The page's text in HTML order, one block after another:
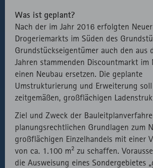
Was ist geplant?
Nach der im Jahr 2016 erfolgten
Drogeriemarkts im Süden des
Grundstückseigentümer auch den aus
Jahren stammenden Discountmarkt im
einen Neubau ersetzen. Die geplante
Umstrukturierung und Erweiterung
zeitgemäßen, großflächigen
Ziel und Zweck der
planungsrechtlichen Grundlagen zum
großflächigen Einzelhandels mit einer
von ca. 1.100 m² zu schaffen.
die Ausweisung eines Sondergebietes